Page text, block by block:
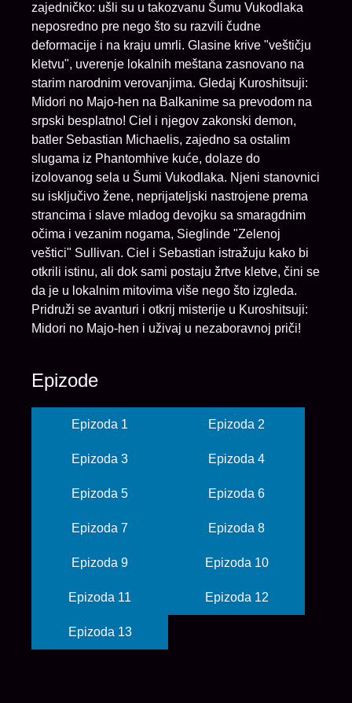
zajedničko: ušli su u takozvanu Šumu Vukodlaka
neposredno pre nego što su razvili čudne
deformacije i na kraju umrli. Glasine krive "veštičju
kletvu", uverenje lokalnih meštana zasnovano na
starim narodnim verovanjima. Gledaj Kuroshitsuji:
Midori no Majo-hen na Balkanime sa prevodom na
srpski besplatno! Ciel i njegov zakonski demon,
batler Sebastian Michaelis, zajedno sa ostalim
slugama iz Phantomhive kuće, dolaze do
izolovanog sela u Šumi Vukodlaka. Njeni stanovnici
su isključivo žene, neprijateljski nastrojene prema
strancima i slave mladog devojku sa smaragdnim
očima i vezanim nogama, Sieglinde "Zelenoj
veštici" Sullivan. Ciel i Sebastian istražuju kako bi
otkrili istinu, ali dok sami postaju žrtve kletve, čini se
da je u lokalnim mitovima više nego što izgleda.
Pridruži se avanturi i otkrij misterije u Kuroshitsuji:
Midori no Majo-hen i uživaj u nezaboravnoj priči!
Epizode
Epizoda 1 Epizoda 2
Epizoda 3 Epizoda 4
Epizoda 5 Epizoda 6
Epizoda 7 Epizoda 8
Epizoda 9 Epizoda 10
Epizoda 11 Epizoda 12
Epizoda 13